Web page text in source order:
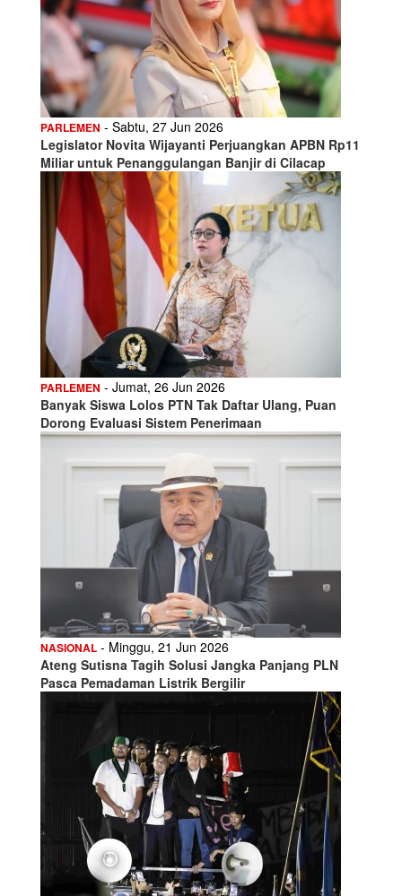
PARLEMEN - Sabtu, 27 Jun 2026
Legislator Novita Wijayanti Perjuangkan APBN Rp11
Miliar untuk Penanggulangan Banjir di Cilacap
PARLEMEN - Jumat, 26 Jun 2026
Banyak Siswa Lolos PTN Tak Daftar Ulang, Puan
Dorong Evaluasi Sistem Penerimaan
NASIONAL - Minggu, 21 Jun 2026
Ateng Sutisna Tagih Solusi Jangka Panjang PLN
Pasca Pemadaman Listrik Bergilir